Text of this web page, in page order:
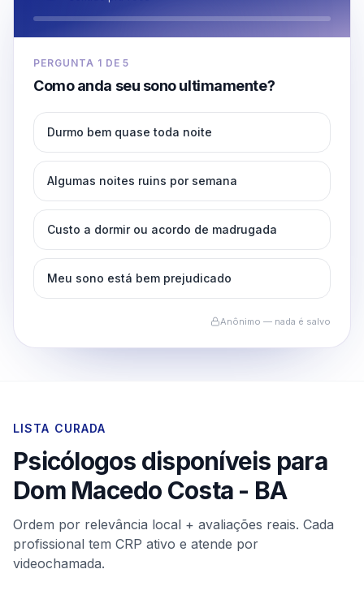
PERGUNTA 1 DE5
Como anda seu sono ultimamente?
Durmo bem quase toda noite
Algumas noites ruins por semana
Custo a dormir ou acordo de madrugada
Meu sono está bem prejudicado
Anônimo — nada é salvo
LISTA CURADA
Psicólogos disponíveis para
Dom Macedo Costa - BA
Ordem por relevância local + avaliações reais. Cada
profissional tem CRP ativo e atende por
videochamada.